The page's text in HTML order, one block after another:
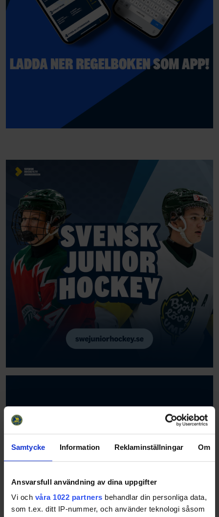
Samtycke Information Reklaminställningar Om
Ansvarsfull användning av dina uppgifter
Vi och våra 1022 partners behandlar din personliga data,
som t.ex. ditt IP-nummer, och använder teknologi såsom